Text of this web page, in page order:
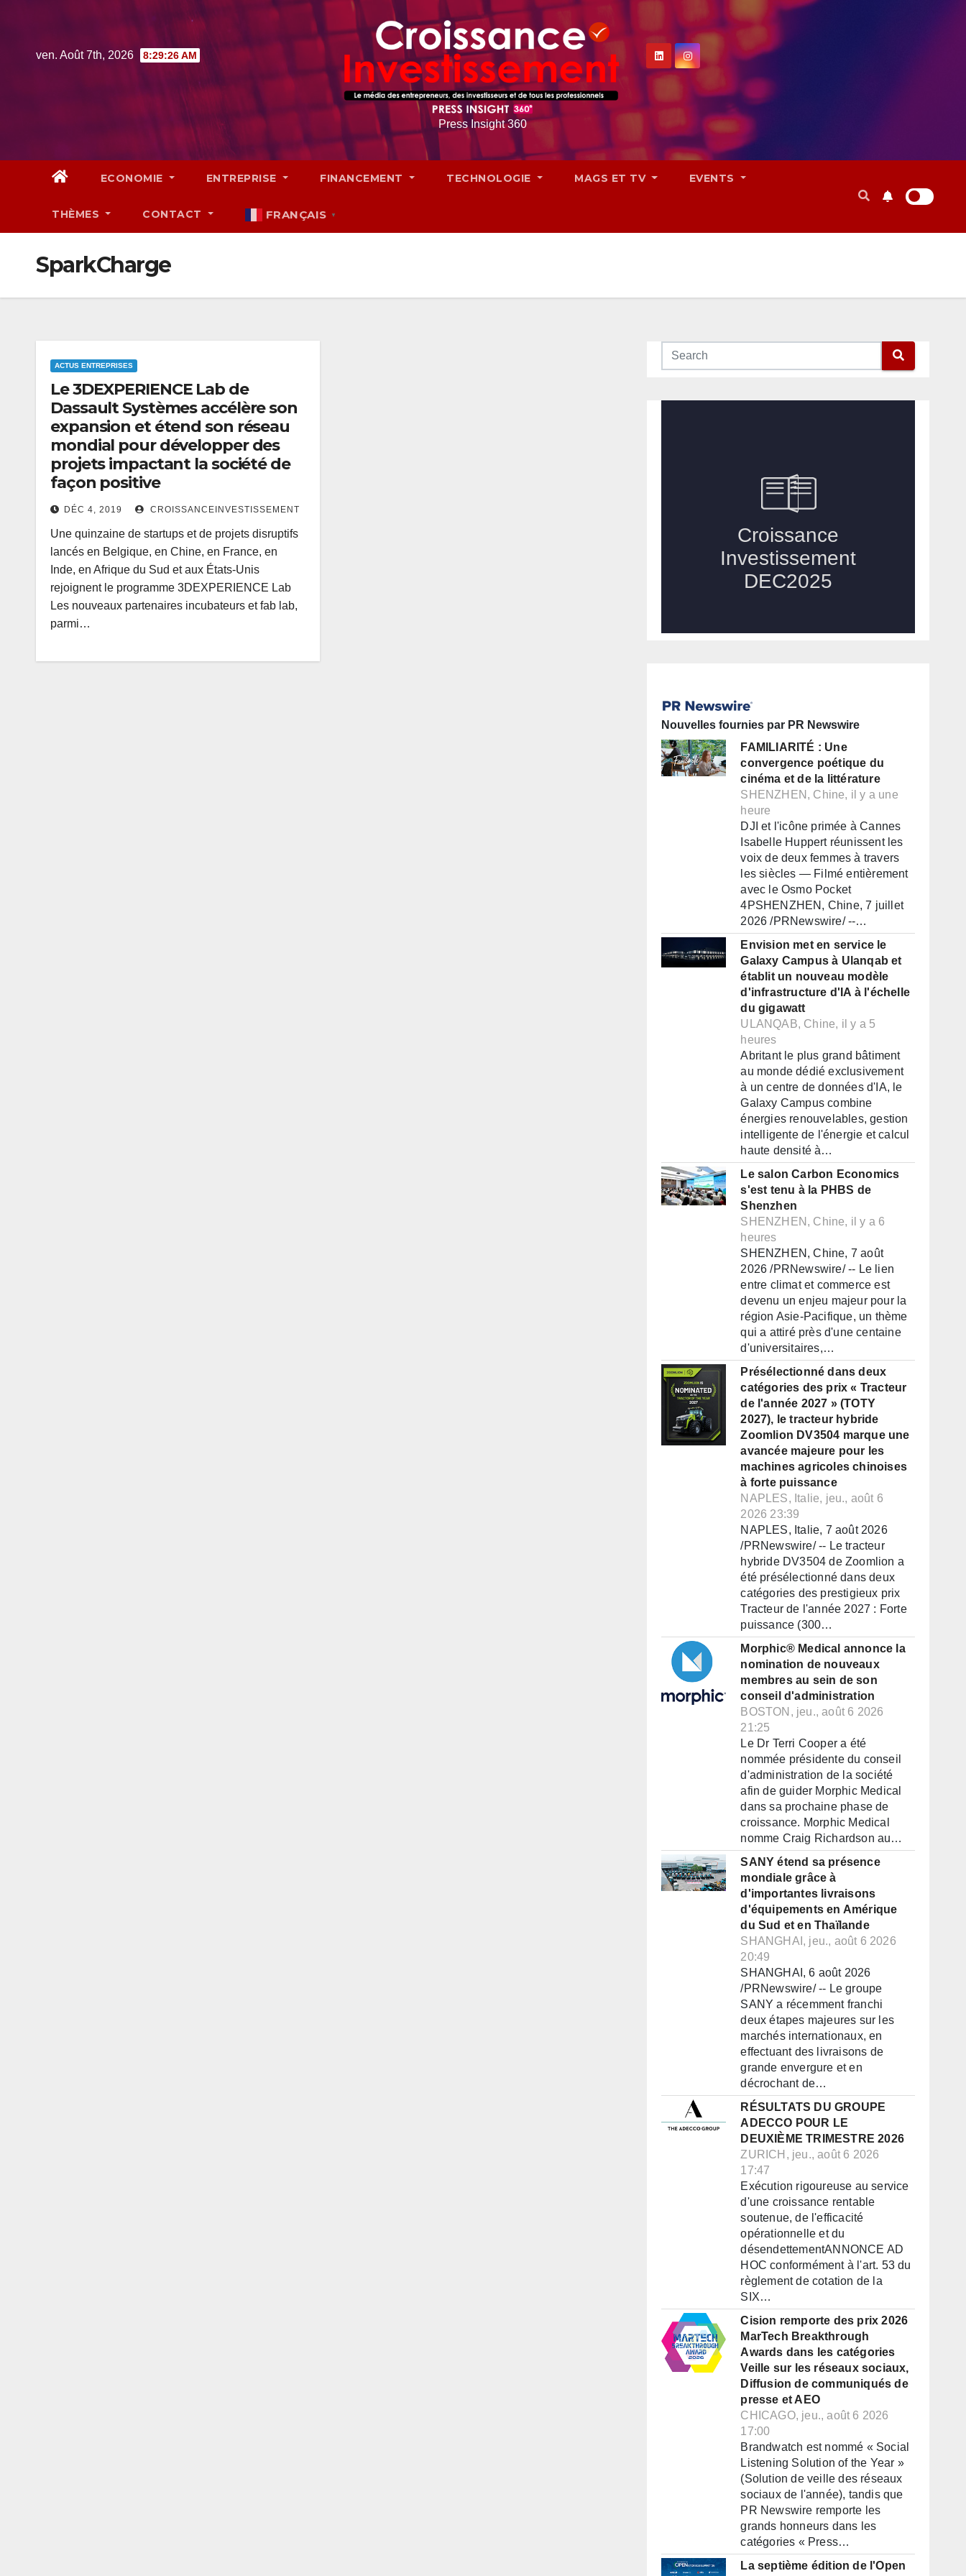
contentven. Août 7th, 2026 8:29:27 AM
Press Insight 360
ECONOMIE ENTREPRISE FINANCEMENT TECHNOLOGIE MAGS ET TV EVENTS
THÈMES CONTACT FRANÇAIS ▼
SparkCharge
ACTUS ENTREPRISES
Le 3DEXPERIENCE Lab de
Dassault Systèmes accélère son
expansion et étend son réseau
mondial pour développer des
projets impactant la société de
façon positive
DÉC 4, 2019 CROISSANCEINVESTISSEMENT
Une quinzaine de startups et de projets disruptifs
lancés en Belgique, en Chine, en France, en
Inde, en Afrique du Sud et aux États-Unis
rejoignent le programme 3DEXPERIENCE Lab
Les nouveaux partenaires incubateurs et fab lab,
parmi…
Nouvelles fournies par PR Newswire
FAMILIARITÉ : Une
convergence poétique du
cinéma et de la littérature
SHENZHEN, Chine, il y a une
heure
DJI et l'icône primée à Cannes
Isabelle Huppert réunissent les
voix de deux femmes à travers
les siècles — Filmé entièrement
avec le Osmo Pocket
4PSHENZHEN, Chine, 7 juillet
2026 /PRNewswire/ --…
Envision met en service le
Galaxy Campus à Ulanqab et
établit un nouveau modèle
d'infrastructure d'IA à l'échelle
du gigawatt
ULANQAB, Chine, il y a 5
heures
Abritant le plus grand bâtiment
au monde dédié exclusivement
à un centre de données d'IA, le
Galaxy Campus combine
énergies renouvelables, gestion
intelligente de l'énergie et calcul
haute densité à…
Le salon Carbon Economics
s'est tenu à la PHBS de
Shenzhen
SHENZHEN, Chine, il y a 6
heures
SHENZHEN, Chine, 7 août
2026 /PRNewswire/ -- Le lien
entre climat et commerce est
devenu un enjeu majeur pour la
région Asie-Pacifique, un thème
qui a attiré près d'une centaine
d'universitaires,…
Présélectionné dans deux
catégories des prix « Tracteur
de l'année 2027 » (TOTY
2027), le tracteur hybride
Zoomlion DV3504 marque une
avancée majeure pour les
machines agricoles chinoises
à forte puissance
NAPLES, Italie, jeu., août 6
2026 23:39
NAPLES, Italie, 7 août 2026
/PRNewswire/ -- Le tracteur
hybride DV3504 de Zoomlion a
été présélectionné dans deux
catégories des prestigieux prix
Tracteur de l'année 2027 : Forte
puissance (300…
Morphic® Medical annonce la
nomination de nouveaux
membres au sein de son
conseil d'administration
BOSTON, jeu., août 6 2026
21:25
Le Dr Terri Cooper a été
nommée présidente du conseil
d'administration de la société
afin de guider Morphic Medical
dans sa prochaine phase de
croissance. Morphic Medical
nomme Craig Richardson au…
SANY étend sa présence
mondiale grâce à
d'importantes livraisons
d'équipements en Amérique
du Sud et en Thaïlande
SHANGHAI, jeu., août 6 2026
20:49
SHANGHAI, 6 août 2026
/PRNewswire/ -- Le groupe
SANY a récemment franchi
deux étapes majeures sur les
marchés internationaux, en
effectuant des livraisons de
grande envergure et en
décrochant de…
RÉSULTATS DU GROUPE
ADECCO POUR LE
DEUXIÈME TRIMESTRE 2026
ZURICH, jeu., août 6 2026
17:47
Exécution rigoureuse au service
d'une croissance rentable
soutenue, de l'efficacité
opérationnelle et du
désendettementANNONCE AD
HOC conformément à l'art. 53 du
règlement de cotation de la
SIX…
Cision remporte des prix 2026
MarTech Breakthrough
Awards dans les catégories
Veille sur les réseaux sociaux,
Diffusion de communiqués de
presse et AEO
CHICAGO, jeu., août 6 2026
17:00
Brandwatch est nommé « Social
Listening Solution of the Year »
(Solution de veille des réseaux
sociaux de l'année), tandis que
PR Newswire remporte les
grands honneurs dans les
catégories « Press…
La septième édition de l'Open